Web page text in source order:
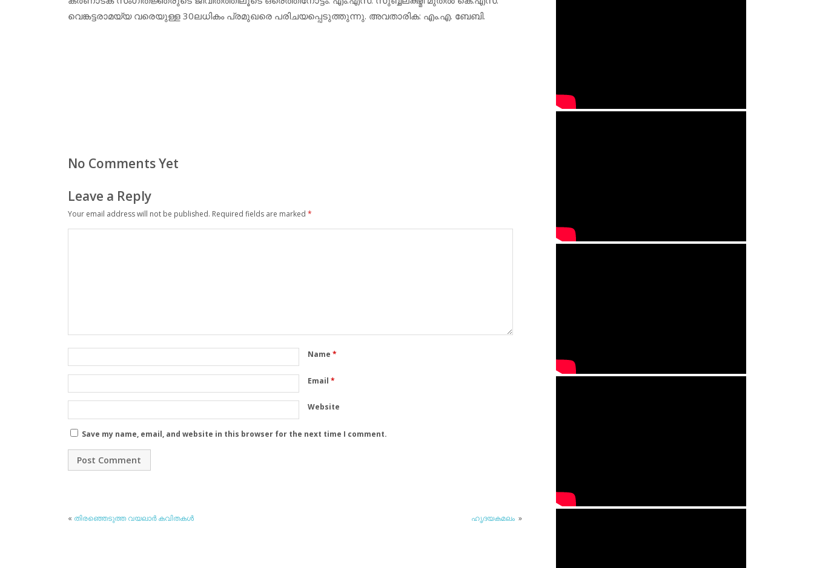
വെങ്കട്ടരാമയ്യ വരെയുള്ള 30ലധികം പ്രമുഖരെ പരിചയപ്പെടുത്തുന്നു. അവതാരിക: എം.എ. ബേബി.
No Comments Yet
Leave a Reply
Your email address will not be published. Required fields are marked *
Name *
Email *
Website
Save my name, email, and website in this browser for the next time I comment.
« തിരഞ്ഞെടുത്ത വയലാര്‍ കവിതകള്‍ ഹൃദയകമലം »